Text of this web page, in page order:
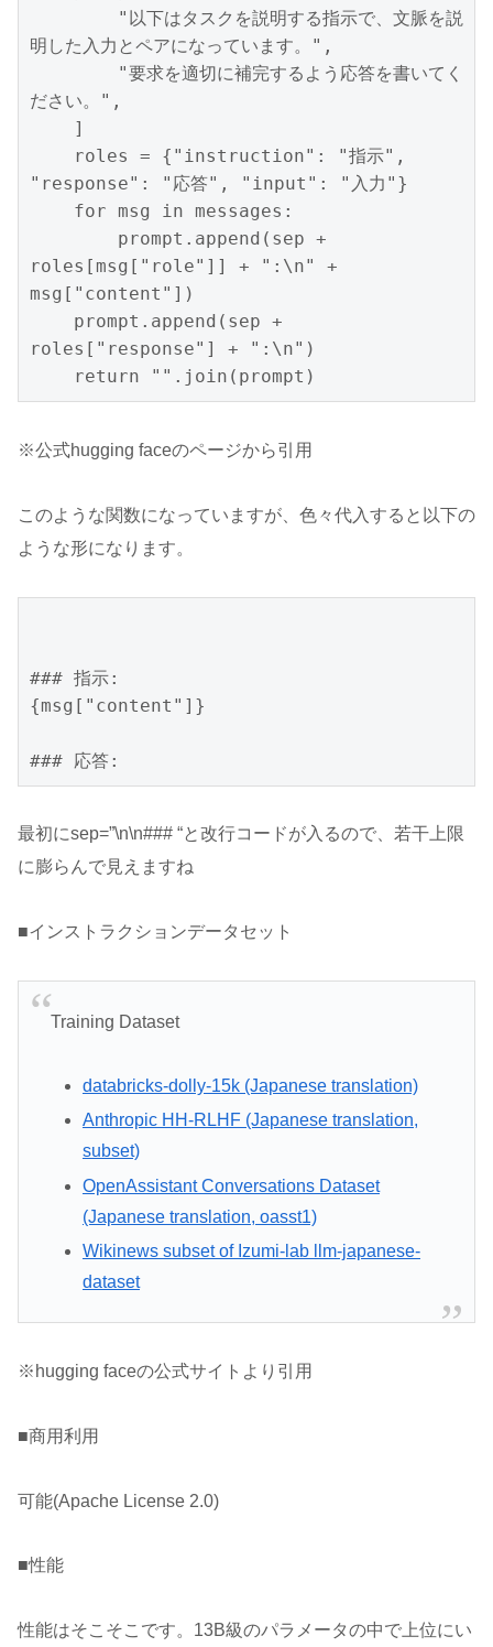
明した入力とペアになっています。",
ださい。",
"response": "応答", "input": "入力"}
roles[msg["role"]] + ":\n" +
msg["content"])
roles["response"] + ":\n")
    return "".join(prompt)
※公式hugging faceのページから引用
このような関数になっていますが、色々代入すると以下の
ような形になります。
### 指示:
{msg["content"]}
最初にsep=”\n\n### “と改行コードが入るので、若干上限
に膨らんで見えますね
■インストラクションデータセット
Training Dataset
databricks-dolly-15k (Japanese translation)
Anthropic HH-RLHF (Japanese translation,
subset)
OpenAssistant Conversations Dataset
(Japanese translation, oasst1)
Wikinews subset of Izumi-lab llm-japanese-
dataset
※hugging faceの公式サイトより引用
■商用利用
可能(Apache License 2.0)
■性能
性能はそこそこです。13B級のパラメータの中で上位にい